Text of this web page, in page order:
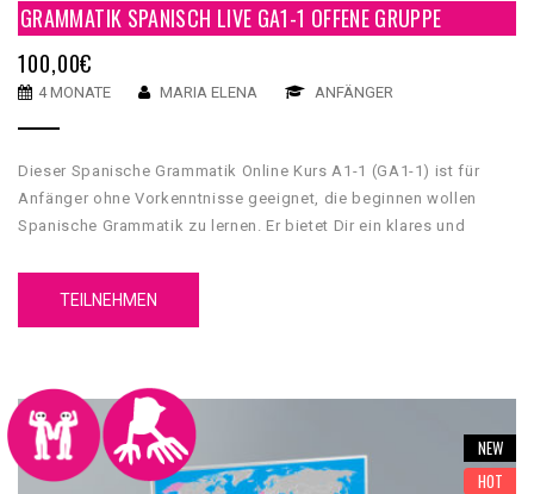
GRAMMATIK SPANISCH LIVE GA1-1 OFFENE GRUPPE
100,00€
4 MONATE MARIA ELENA ANFÄNGER
Dieser Spanische Grammatik Online Kurs A1-1 (GA1-1) ist für
Anfänger ohne Vorkenntnisse geeignet, die beginnen wollen
Spanische Grammatik zu lernen. Er bietet Dir ein klares und
Unser GA1-1 Spanische Grammatik Online Kurs A1-1 hat 5
TEILNEHMEN
NEW
HOT